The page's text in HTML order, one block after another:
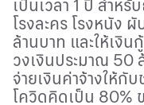
เป็นเวลา 1 ปี สำหรั
โรงละคร โรงหนัง
ล้านบาท และให้เงิ
วงเงินประมาณ 50
จ่ายเงินค่าจ้างให้กั
โควิดคิดเป็น 80%